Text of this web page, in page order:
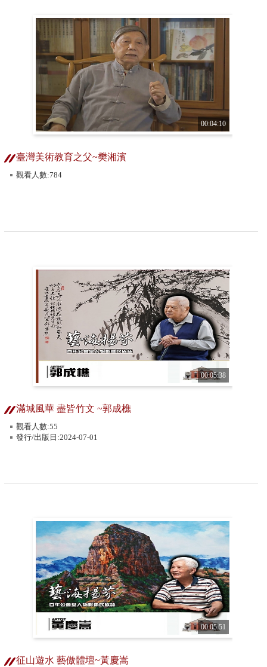
00:04:10
臺灣美術教育之父~樊湘濱
觀看人數:784
00:05:38
滿城風華 盡皆竹文 ~郭成樵
觀看人數:55
發行/出版日:2024-07-01
00:05:51
征山遊水 藝傲體壇~黃慶嵩